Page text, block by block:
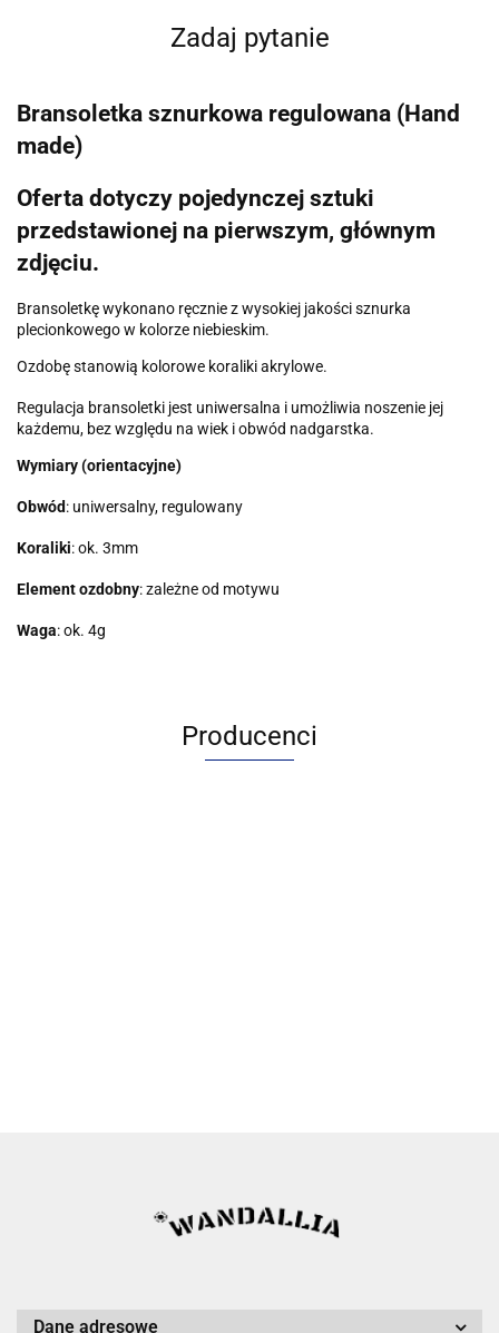
Zadaj pytanie
Bransoletka sznurkowa regulowana (Hand
made)
Oferta dotyczy pojedynczej sztuki
przedstawionej na pierwszym, głównym
zdjęciu.
Bransoletkę wykonano ręcznie z wysokiej jakości sznurka
plecionkowego w kolorze niebieskim.
Ozdobę stanowią kolorowe koraliki akrylowe.
Regulacja bransoletki jest uniwersalna i umożliwia noszenie jej
każdemu, bez względu na wiek i obwód nadgarstka.
Wymiary (orientacyjne)
Obwód: uniwersalny, regulowany
Koraliki: ok. 3mm
Element ozdobny: zależne od motywu
Waga: ok. 4g
Producenci
Dane adresowe